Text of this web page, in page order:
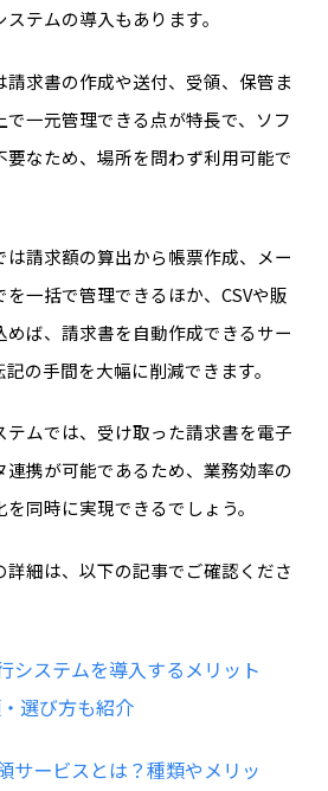
テムの導入もあります。
求書の作成や送付、受領、保管ま
一元管理できる点が特長で、ソフ
要なため、場所を問わず利用可能で
請求額の算出から帳票作成、メー
一括で管理できるほか、CSVや販
ば、請求書を自動作成できるサー
の手間を大幅に削減できます。
ムでは、受け取った請求書を電子
携が可能であるため、業務効率の
同時に実現できるでしょう。
細は、以下の記事でご確認くださ
システムを導入するメリット
選び方も紹介
サービスとは？種類やメリッ